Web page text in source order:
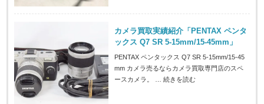
カメラ買取実績紹介「PENTAX ペンタ
ックス Q7 SR 5-15mm/15-45mm」
PENTAX ペンタックス Q7 SR 5-15mm/15-45
mm カメラ売るならカメラ買取専門店のスペ
ースカメラ。 …続きを読む